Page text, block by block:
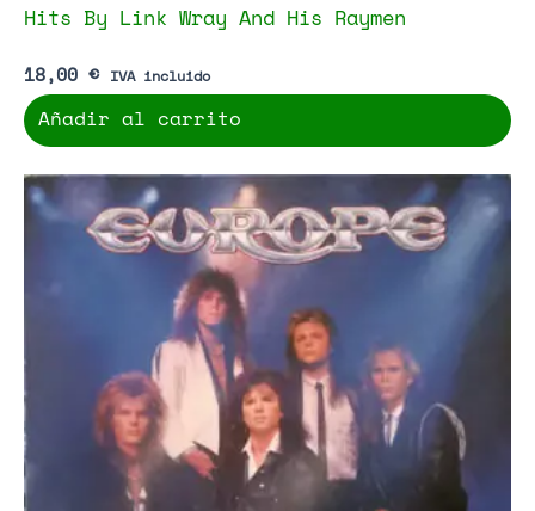
Hits By Link Wray And His Raymen
18,00 € IVA incluido
Añadir al carrito